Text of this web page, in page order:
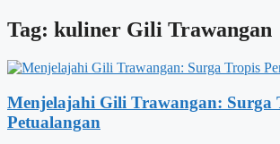
Tag: kuliner Gili Trawangan
Menjelajahi Gili Trawangan: Surga
Petualangan